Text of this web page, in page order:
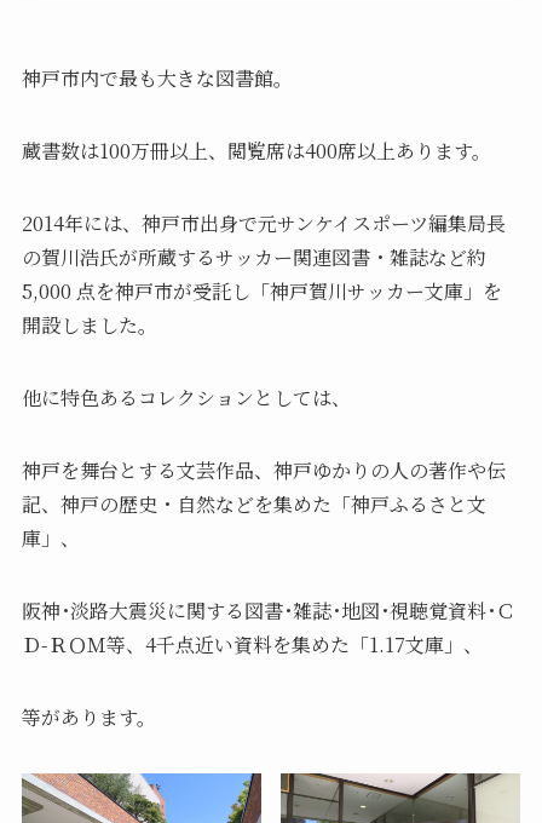
神戸市内で最も大きな図書館。
蔵書数は100万冊以上、閲覧席は400席以上あります。
2014年には、神戸市出身で元サンケイスポーツ編集局長
の賀川浩氏が所蔵するサッカー関連図書・雑誌など約
5,000 点を神戸市が受託し「神戸賀川サッカー文庫」を
開設しました。
他に特色あるコレクションとしては、
神戸を舞台とする文芸作品、神戸ゆかりの人の著作や伝
記、神戸の歴史・自然などを集めた「神戸ふるさと文
庫」、
阪神･淡路大震災に関する図書･雑誌･地図･視聴覚資料･Ｃ
Ｄ-ＲＯＭ等、4千点近い資料を集めた「1.17文庫」、
等があります。